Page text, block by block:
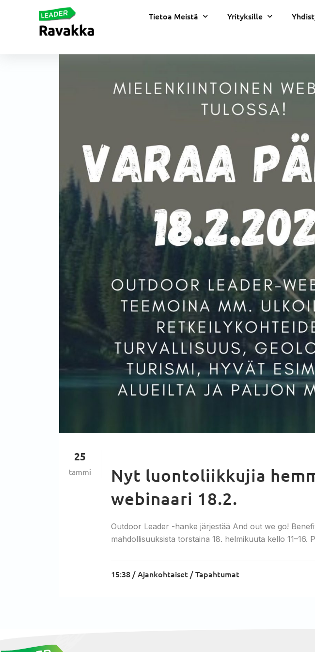
Tietoa Meistä Yrityksille
25
tammi
Nyt luontoliikkujia
webinaari 18.2.
Outdoor Leader -hanke järjestää And out we go!
mahdollisuuksista torstaina 18. helmikuuta kello
15:38 /Ajankohtaiset /Tapahtumat